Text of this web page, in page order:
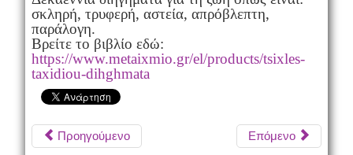
σκληρή, τρυφερή, αστεία, απρόβλεπτη,
παράλογη.
Βρείτε το βιβλίο εδώ:
https://www.metaixmio.gr/el/products/tsixles-
taxidiou-dihghmata
Προηγούμενο Επόμενο